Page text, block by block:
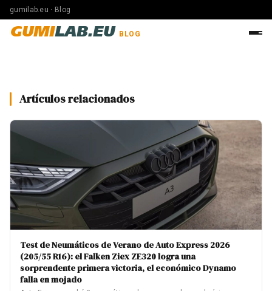
gumilab.eu · Blog
GUMILAB.EU BLOG
Artículos relacionados
Test de Neumáticos de Verano de Auto Express 2026
(205/55 R16): el Falken Ziex ZE320 logra una
sorprendente primera victoria, el económico Dynamo
falla en mojado